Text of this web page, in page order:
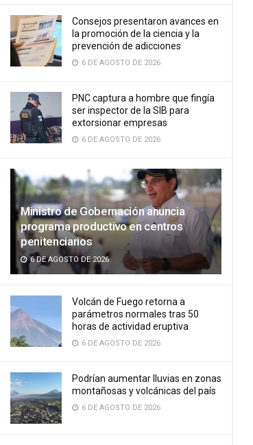
Consejos presentaron avances en
la promoción de la ciencia y la
prevención de adicciones
6 DE AGOSTO DE 2026
PNC captura a hombre que fingía
ser inspector de la SIB para
extorsionar empresas
6 DE AGOSTO DE 2026
Ministro de Gobernación anuncia
programa productivo en centros
penitenciarios
6 DE AGOSTO DE 2026
Volcán de Fuego retorna a
parámetros normales tras 50
horas de actividad eruptiva
6 DE AGOSTO DE 2026
Podrían aumentar lluvias en zonas
montañosas y volcánicas del país
6 DE AGOSTO DE 2026